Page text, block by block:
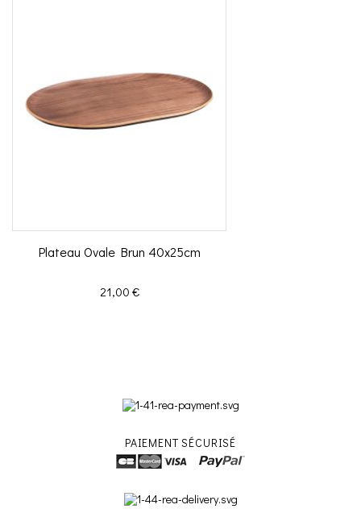
Plateau Ovale Brun 40x25cm
Prix
21,00 €
PAIEMENT SÉCURISÉ